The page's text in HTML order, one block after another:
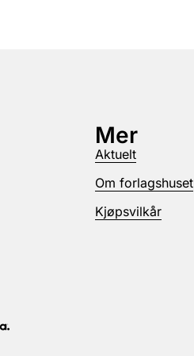
Mer
Aktuelt
Om forlagshuset
Kjøpsvilkår